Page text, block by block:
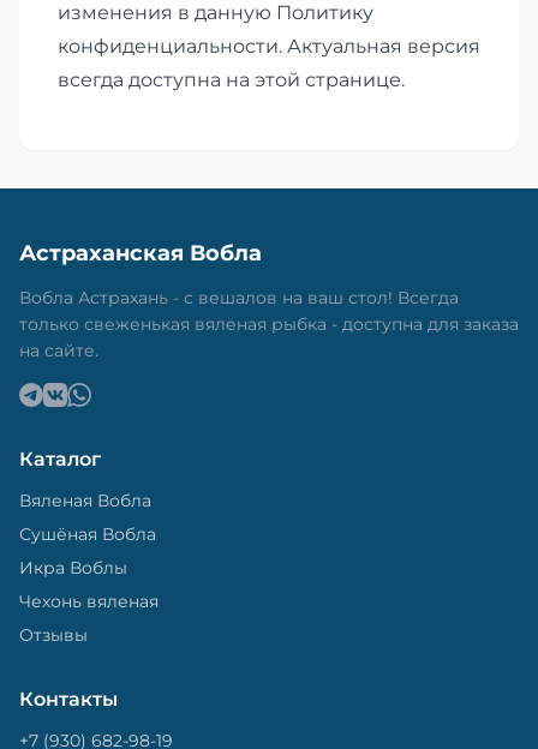
изменения в данную Политику
конфиденциальности. Актуальная версия
всегда доступна на этой странице.
Астраханская Вобла
Вобла Астрахань - с вешалов на ваш стол! Всегда
только свеженькая вяленая рыбка - доступна для заказа
на сайте.
Каталог
Вяленая Вобла
Сушёная Вобла
Икра Воблы
Чехонь вяленая
Отзывы
Контакты
+7 (930) 682-98-19